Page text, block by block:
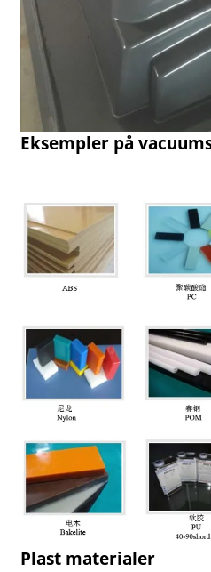
Eksempler på
Plast materialer